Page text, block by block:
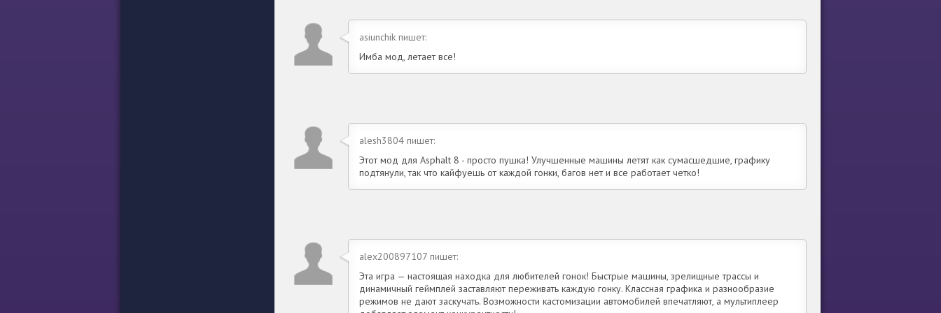
asiunchik пишет:
Имба мод, летает все!
alesh3804 пишет:
Этот мод для Asphalt 8 - просто пушка! Улучшенные машины летят как сумасшедшие, графику
подтянули, так что кайфуешь от каждой гонки, багов нет и все работает четко!
alex200897107 пишет:
Эта игра — настоящая находка для любителей гонок! Быстрые машины, зрелищные трассы и
динамичный геймплей заставляют переживать каждую гонку. Классная графика и разнообразие
режимов не дают заскучать. Возможности кастомизации автомобилей впечатляют, а мультиплеер